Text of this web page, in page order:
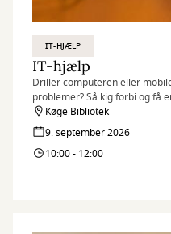
IT-HJÆLP
IT-hjælp
Driller computeren eller
problemer? Så kig forbi og få
Køge Bibliotek
9. september 2026
10:00 - 12:00